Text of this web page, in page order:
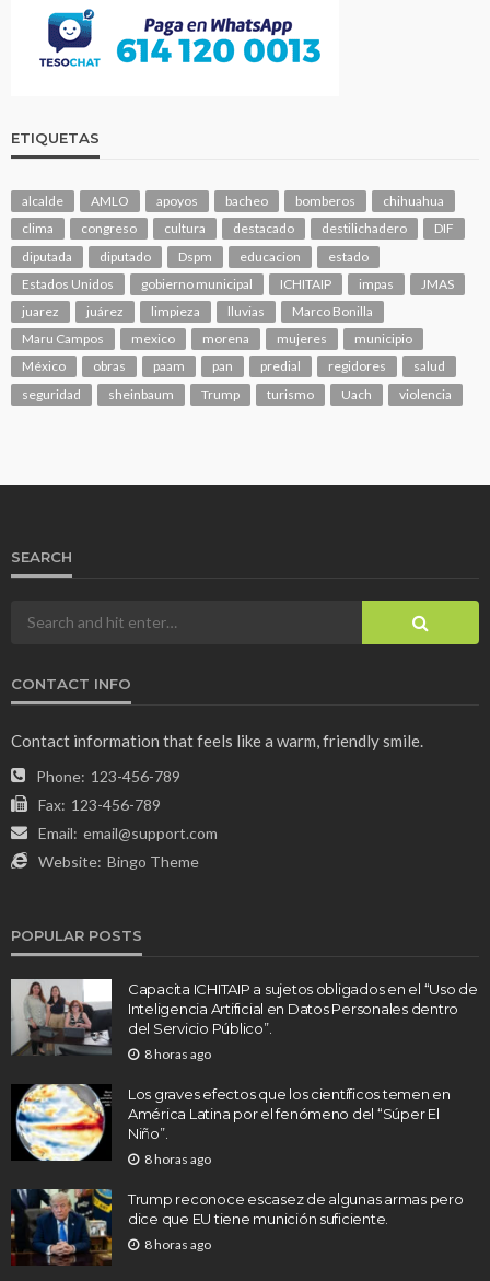
ETIQUETAS
alcalde AMLO apoyos bacheo bomberos
chihuahua
clima
congreso cultura destacado destilichadero
DIF
diputada
diputado Dspm educacion
estado
Estados Unidos
gobierno municipal ICHITAIP impas
JMAS
juarez
juárez limpieza lluvias
Marco Bonilla
Maru Campos
mexico morena mujeres
municipio
México
obras paam pan predial regidores
salud
seguridad
sheinbaum Trump turismo Uach violencia
SEARCH
CONTACT INFO
Contact information that feels like a warm, friendly smile.
Phone: 123-456-789
Fax: 123-456-789
Email: email@support.com
Website: Bingo Theme
POPULAR POSTS
Capacita ICHITAIP a sujetos obligados en el “Uso de
Inteligencia Artificial en Datos Personales dentro
del Servicio Público”.
8 horas ago
Los graves efectos que los científicos temen en
América Latina por el fenómeno del “Súper El
Niño”.
8 horas ago
Trump reconoce escasez de algunas armas pero
dice que EU tiene munición suficiente.
8 horas ago